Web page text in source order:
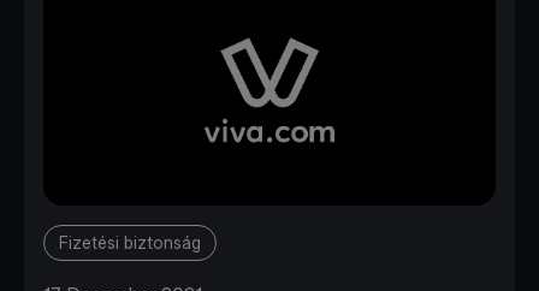
Fizetési biztonság